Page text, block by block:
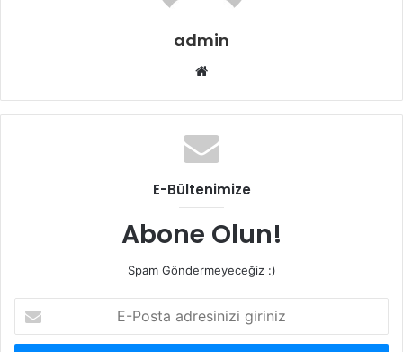
admin
Web
E-Bültenimize
Abone Olun!
Spam Göndermeyeceğiz :)
Posta
adresinizi